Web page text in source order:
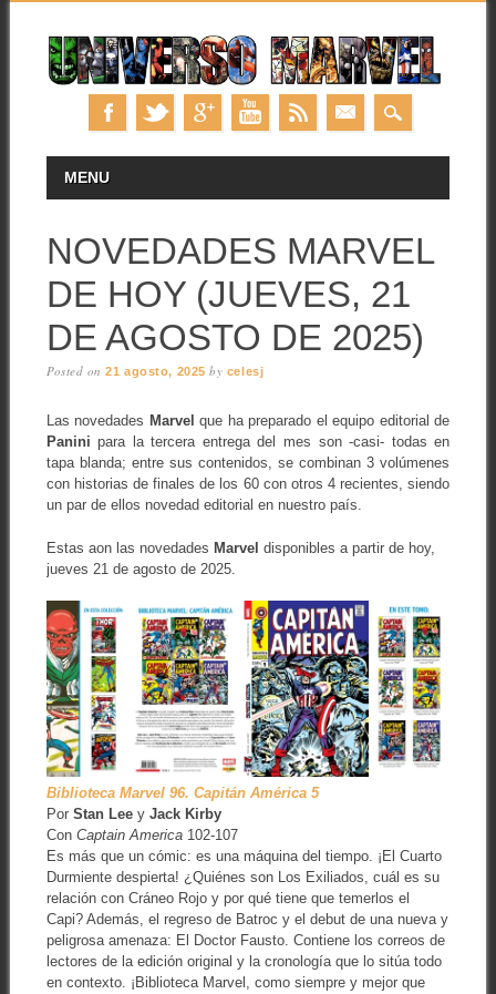
MAIN MENU
MENU
NOVEDADES MARVEL
DE HOY (JUEVES, 21
DE AGOSTO DE 2025)
Posted on21 agosto, 2025 by celesj
Las novedades Marvel que ha preparado el equipo editorial de
Panini para la tercera entrega del mes son -casi- todas en
tapa blanda; entre sus contenidos, se combinan 3 volúmenes
con historias de finales de los 60 con otros 4 recientes, siendo
un par de ellos novedad editorial en nuestro país.
Estas aon las novedades Marvel disponibles a partir de hoy,
jueves 21 de agosto de 2025.
Biblioteca Marvel 96. Capitán América 5
Por Stan Leey Jack Kirby
Con Captain America102-107
Es más que un cómic: es una máquina del tiempo. ¡El Cuarto
Durmiente despierta! ¿Quiénes son Los Exiliados, cuál es su
relación con Cráneo Rojo y por qué tiene que temerlos el
Capi? Además, el regreso de Batroc y el debut de una nueva y
peligrosa amenaza: El Doctor Fausto. Contiene los correos de
lectores de la edición original y la cronología que lo sitúa todo
en contexto. ¡Biblioteca Marvel, como siempre y mejor que